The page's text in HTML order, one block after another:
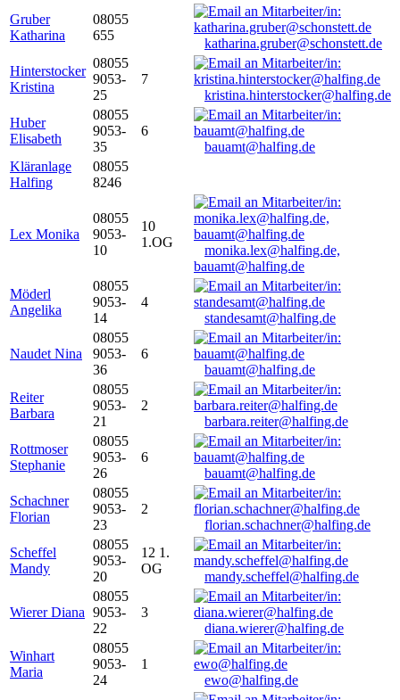
Gruber
Katharina
08055
655
katharina.gruber@schonstett.de
Hinterstocker
Kristina
08055
9053-
25
7
kristina.hinterstocker@halfing.de
Huber
Elisabeth
08055
9053-
35
6
bauamt@halfing.de
Kläranlage
Halfing
08055
8246
Lex Monika
08055
9053-
10
10
1.OG
monika.lex@halfing.de,
bauamt@halfing.de
Möderl
Angelika
08055
9053-
14
4
standesamt@halfing.de
Naudet Nina
08055
9053-
36
6
bauamt@halfing.de
Reiter
Barbara
08055
9053-
21
2
barbara.reiter@halfing.de
Rottmoser
Stephanie
08055
9053-
26
6
bauamt@halfing.de
Schachner
Florian
08055
9053-
23
2
florian.schachner@halfing.de
Scheffel
Mandy
08055
9053-
20
12 1.
OG
mandy.scheffel@halfing.de
Wierer Diana
08055
9053-
22
3
diana.wierer@halfing.de
Winhart
Maria
08055
9053-
24
1
ewo@halfing.de